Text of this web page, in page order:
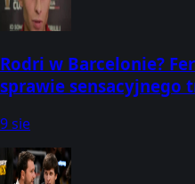
Rodri w Barcelonie?
sprawie sensacyjnego
9 sie